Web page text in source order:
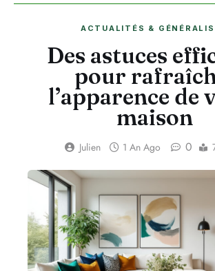
ACTUALITÉS &
Des astuces
pour
l’apparence de
maison
Julien 1 An Ago 0